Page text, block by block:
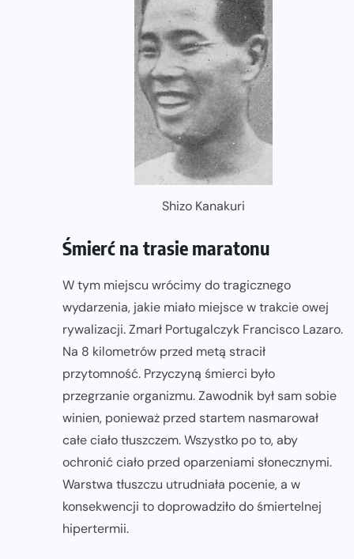
Shizo Kanakuri
Śmierć na trasie maratonu
W tym miejscu wrócimy do tragicznego
wydarzenia, jakie miało miejsce w trakcie owej
rywalizacji. Zmarł Portugalczyk Francisco Lazaro.
Na 8 kilometrów przed metą stracił
przytomność. Przyczyną śmierci było
przegrzanie organizmu. Zawodnik był sam sobie
winien, ponieważ przed startem nasmarował
całe ciało tłuszczem. Wszystko po to, aby
ochronić ciało przed oparzeniami słonecznymi.
Warstwa tłuszczu utrudniała pocenie, a w
konsekwencji to doprowadziło do śmiertelnej
hipertermii.